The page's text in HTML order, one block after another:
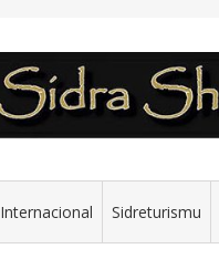
Internacional Sidreturismu